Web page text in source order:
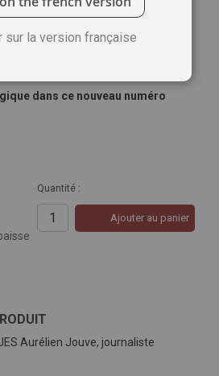
ce produit
dans ce nouveau numéro
Quantité :
Ajouter au panier
Aurélien Jouve, journaliste
sur la version française